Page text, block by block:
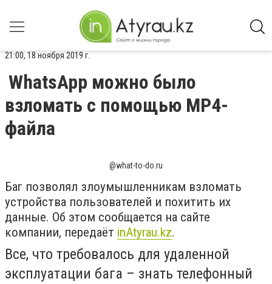
21:00, 18 ноября 2019 г.
WhatsApp можно было
взломать с помощью MP4-
файла
@what-to-do.ru
Баг позволял злоумышленникам взломать
устройства пользователей и похитить их
данные. Об этом сообщается на сайте
компании, передаёт inAtyrau.kz.
Все, что требовалось для удаленной
эксплуатации бага – знать телефонный